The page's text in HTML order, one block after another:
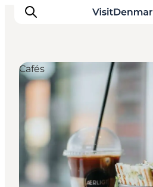
Inspiratie
Bestemmingen
Wat te doen
Accommodaties
Plan je reis
Cafés